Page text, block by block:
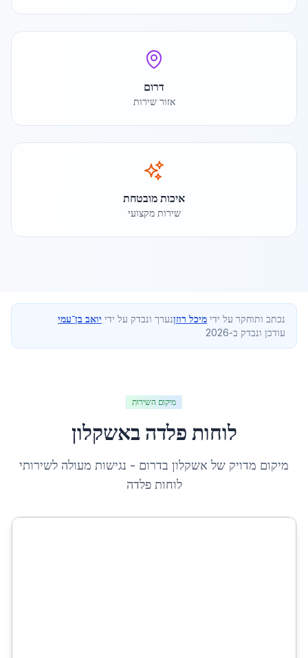
דרום
אזור שירות
איכות מובטחת
שירות מקצועי
נכתב ותוחקר על ידי מיכל רוזןנערך ונבדק על ידי יואב בן־עמי
עודכן ונבדק ב-2026
מיקום השירות
לוחות פלדה באשקלון
מיקום מדויק של אשקלון בדרום - נגישות מעולה לשירותי
לוחות פלדה